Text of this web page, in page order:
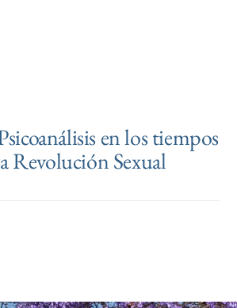
en los tiempos
Revolución Sexual